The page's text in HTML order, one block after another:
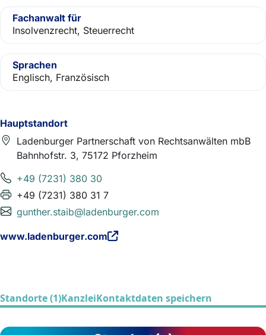
Hauptstandort
Ladenburger Partnerschaft von Rechtsanwälten mbB
Bahnhofstr. 3, 75172 Pforzheim
+49 (7231) 380 30
+49 (7231) 380 31 7
gunther.staib@ladenburger.com
www.ladenburger.com
Fachanwalt für
Insolvenzrecht, Steuerrecht
Sprachen
Englisch, Französisch
Standorte (1)KanzleiKontaktdaten speichern